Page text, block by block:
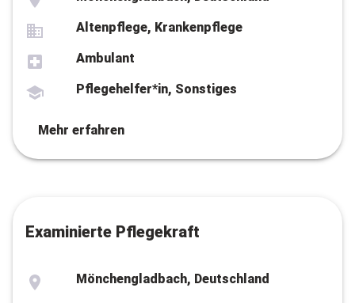
Altenpflege, Krankenpflege
Ambulant
Pflegehelfer*in, Sonstiges
Mehr erfahren
Examinierte Pflegekraft
Mönchengladbach, Deutschland